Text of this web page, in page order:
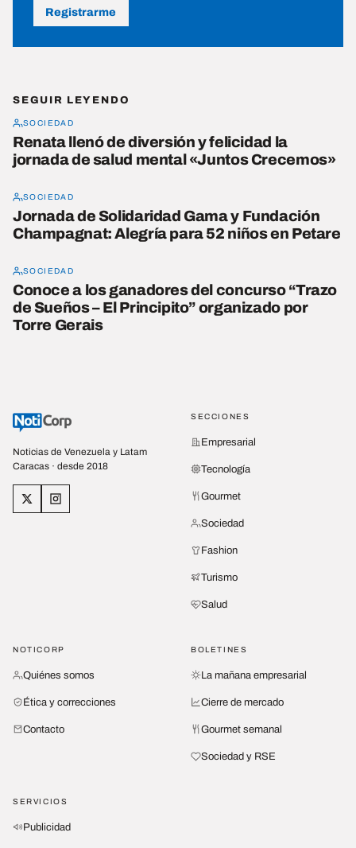
Registrarme
SEGUIR LEYENDO
SOCIEDAD
Renata llenó de diversión y felicidad la
jornada de salud mental «Juntos Crecemos»
SOCIEDAD
Jornada de Solidaridad Gama y Fundación
Champagnat: Alegría para 52 niños en Petare
SOCIEDAD
Conoce a los ganadores del concurso “Trazo
de Sueños – El Principito” organizado por
Torre Gerais
Noticias de Venezuela y Latam
Caracas · desde 2018
SECCIONES
Empresarial
Tecnología
Gourmet
Sociedad
Fashion
Turismo
Salud
NOTICORP
Quiénes somos
Ética y correcciones
Contacto
BOLETINES
La mañana empresarial
Cierre de mercado
Gourmet semanal
Sociedad y RSE
SERVICIOS
Publicidad